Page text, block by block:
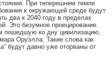
При теперешнем темпе
к окружающей среде будут
два к 2040 году в пределах
Это безумное проецирование.
пошедшую ко дну цивилизацию,
Оруэлла. Такие слова как
будут давно уже оторваны от